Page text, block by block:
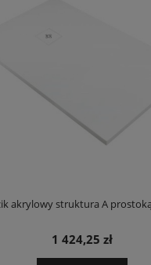
akrylowy struktura A
1 424,25 zł